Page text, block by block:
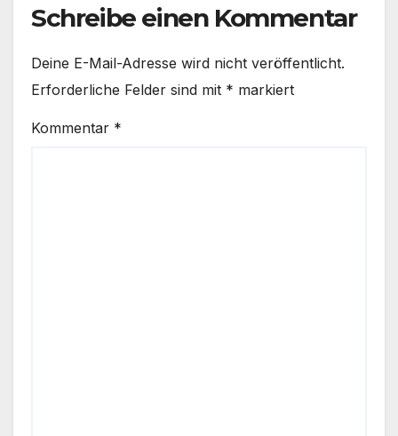
Schreibe einen Kommentar
Deine E-Mail-Adresse wird nicht veröffentlicht.
Erforderliche Felder sind mit * markiert
Kommentar *